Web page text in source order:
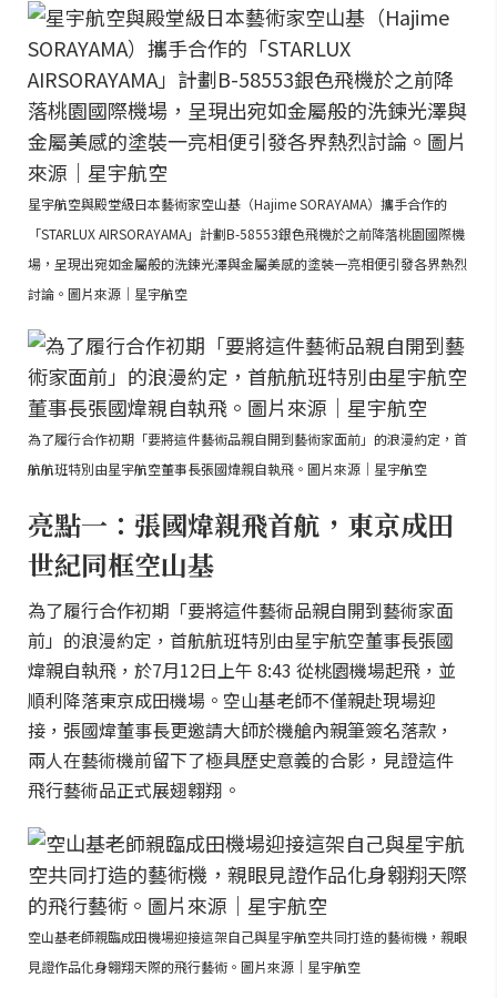
星宇航空與殿堂級日本藝術家空山基（Hajime SORAYAMA）攜手合作的
「STARLUX AIRSORAYAMA」計劃B-58553銀色飛機於之前降落桃園國際機
場，呈現出宛如金屬般的洗鍊光澤與金屬美感的塗裝一亮相便引發各界熱烈
討論。圖片來源｜星宇航空
為了履行合作初期「要將這件藝術品親自開到藝術家面前」的浪漫約定，首
航航班特別由星宇航空董事長張國煒親自執飛。圖片來源｜星宇航空
亮點一：張國煒親飛首航，東京成田
世紀同框空山基
為了履行合作初期「要將這件藝術品親自開到藝術家面
前」的浪漫約定，首航航班特別由星宇航空董事長張國
煒親自執飛，於7月12日上午 8:43 從桃園機場起飛，並
順利降落東京成田機場。空山基老師不僅親赴現場迎
接，張國煒董事長更邀請大師於機艙內親筆簽名落款，
兩人在藝術機前留下了極具歷史意義的合影，見證這件
飛行藝術品正式展翅翱翔。
空山基老師親臨成田機場迎接這架自己與星宇航空共同打造的藝術機，親眼
見證作品化身翱翔天際的飛行藝術。圖片來源｜星宇航空